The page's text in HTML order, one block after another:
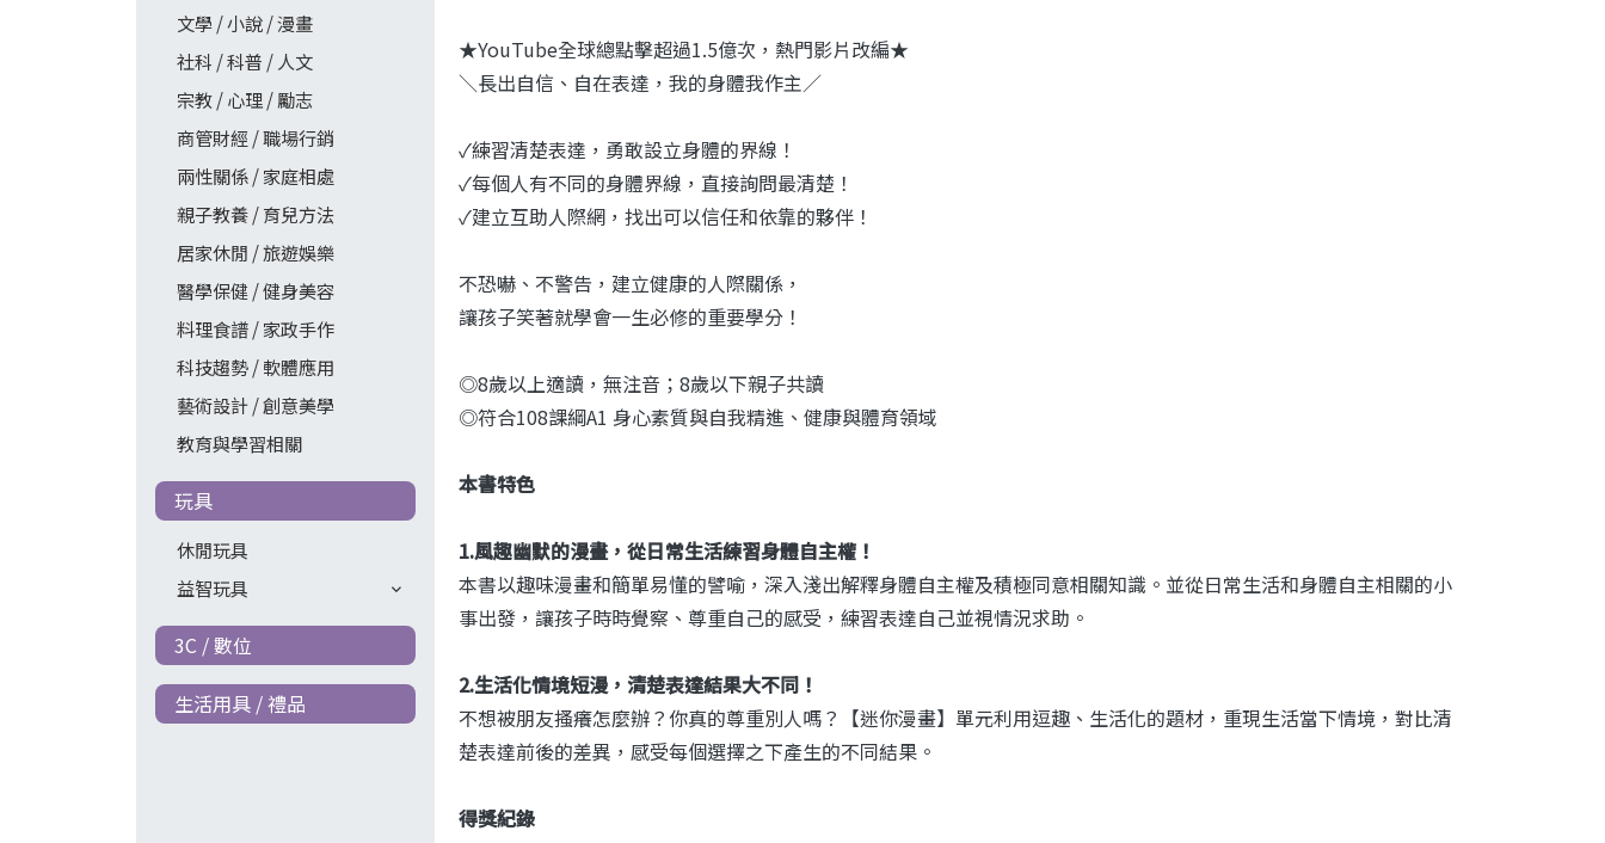
文學 / 小說 / 漫畫
社科 / 科普 / 人文
宗教 / 心理 / 勵志
商管財經 / 職場行銷
兩性關係 / 家庭相處
親子教養 / 育兒方法
居家休閒 / 旅遊娛樂
醫學保健 / 健身美容
料理食譜 / 家政手作
科技趨勢 / 軟體應用
藝術設計 / 創意美學
教育與學習相關
玩具
休閒玩具
益智玩具
3C / 數位
生活用具 / 禮品
★YouTube全球總點擊超過1.5億次，熱門影片改編★
＼長出自信、自在表達，我的身體我作主／
✓練習清楚表達，勇敢設立身體的界線！
✓每個人有不同的身體界線，直接詢問最清楚！
✓建立互助人際網，找出可以信任和依靠的夥伴！
不恐嚇、不警告，建立健康的人際關係，
讓孩子笑著就學會一生必修的重要學分！
◎8歲以上適讀，無注音；8歲以下親子共讀
◎符合108課綱A1 身心素質與自我精進、健康與體育領域
本書特色
1.風趣幽默的漫畫，從日常生活練習身體自主權！
本書以趣味漫畫和簡單易懂的譬喻，深入淺出解釋身體自主權及積極同意相關知識。並從日常生活和身體自主相關的小
事出發，讓孩子時時覺察、尊重自己的感受，練習表達自己並視情況求助。
2.生活化情境短漫，清楚表達結果大不同！
不想被朋友搔癢怎麼辦？你真的尊重別人嗎？【迷你漫畫】單元利用逗趣、生活化的題材，重現生活當下情境，對比清
楚表達前後的差異，感受每個選擇之下產生的不同結果。
得獎紀錄